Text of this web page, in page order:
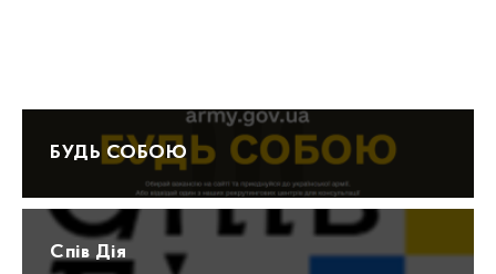
БУДЬ СОБОЮ
Спів Дія